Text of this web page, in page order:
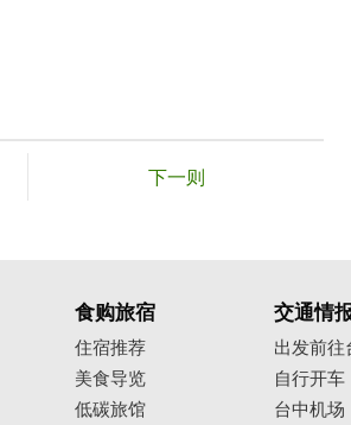
下一则
食购旅宿
住宿推荐
美食导览
低碳旅馆
交通情
出发前往
自行开车
台中机场